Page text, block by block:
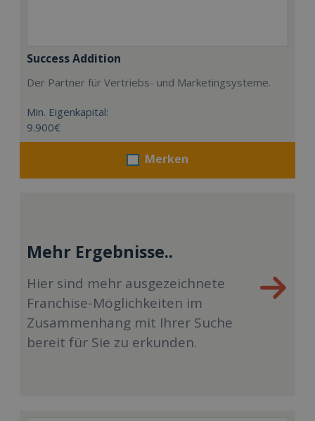
Success Addition
Der Partner für Vertriebs- und Marketingsysteme.
Min. Eigenkapital:
9.900€
Merken
Mehr Ergebnisse..
Hier sind mehr ausgezeichnete
Franchise-Möglichkeiten im
Zusammenhang mit Ihrer Suche
bereit für Sie zu erkunden.